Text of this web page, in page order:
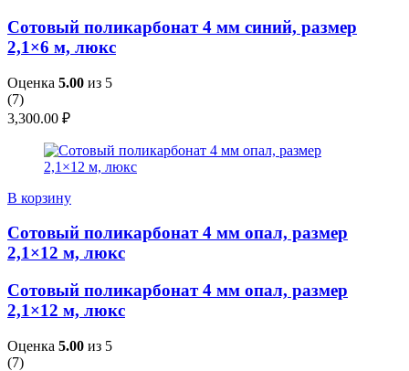
Сотовый поликарбонат 4 мм синий, размер
2,1×6 м, люкс
Оценка 5.00 из 5
(7)
3,300.00 ₽
В корзину
Сотовый поликарбонат 4 мм опал, размер
2,1×12 м, люкс
Сотовый поликарбонат 4 мм опал, размер
2,1×12 м, люкс
Оценка 5.00 из 5
(7)